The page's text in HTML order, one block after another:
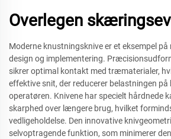
Overlegen
Moderne knustningsknive er et eksempel
design og implementering.
sikrer optimal kontakt med træmaterialer,
effektive snit, der reducerer belastningen på
operatøren. Knivene har specielt hårdnede
skarphed over længere brug, hvilket
vedligeholdelse. Den innovative
selvoptragende funktion, som minimerer